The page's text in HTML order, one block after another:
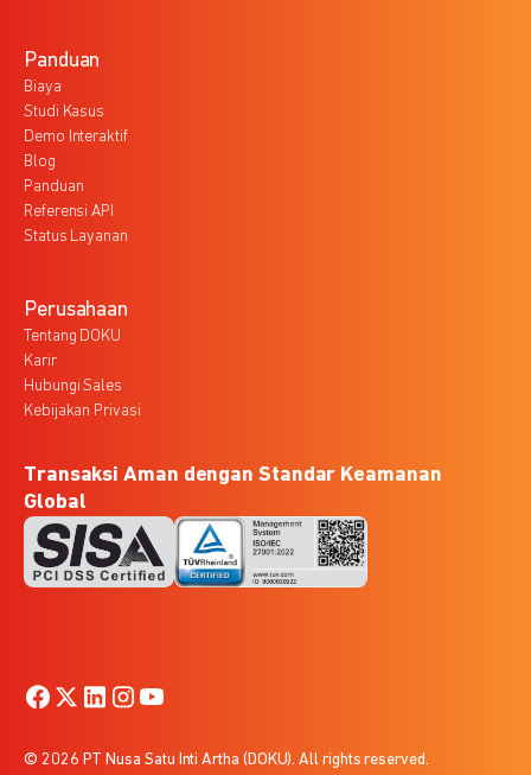
Panduan
Biaya
Studi Kasus
Demo Interaktif
Blog
Panduan
Referensi API
Status Layanan
Perusahaan
Tentang DOKU
Karir
Hubungi Sales
Kebijakan Privasi
Transaksi Aman dengan Standar Keamanan
Global
© 2026 PT Nusa Satu Inti Artha (DOKU). All rights reserved.